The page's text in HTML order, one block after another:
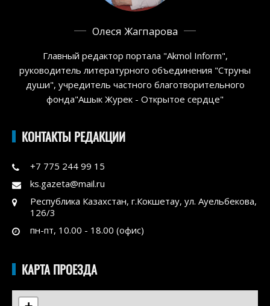
Олеся Жагпарова
Главный редактор портала "Akmol Inform",
руководитель литературного объединения "Струны
души", учредитель частного благотворительного
фонда"Ашык Журек - Открытое сердце"
КОНТАКТЫ РЕДАКЦИИ
+7 775 244 99 15
ks.gazeta@mail.ru
Республика Казахстан, г.Кокшетау, ул. Ауельбекова,
126/3
пн-пт, 10.00 - 18.00 (офис)
КАРТА ПРОЕЗДА